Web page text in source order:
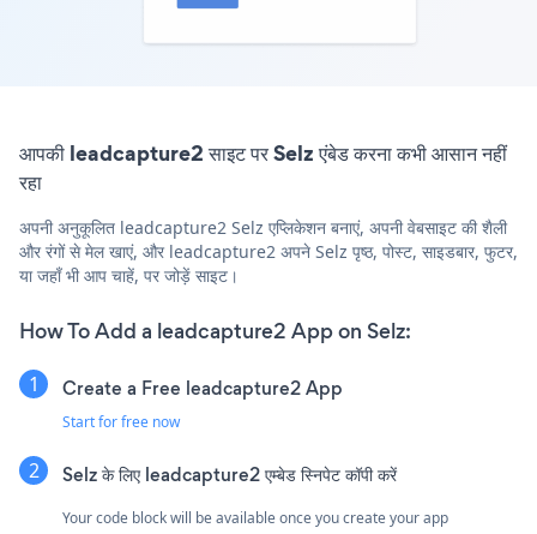
आपकी leadcapture2 साइट पर Selz एंबेड करना कभी आसान नहीं
रहा
अपनी अनुकूलित leadcapture2 Selz एप्लिकेशन बनाएं, अपनी वेबसाइट की शैली
और रंगों से मेल खाएं, और leadcapture2 अपने Selz पृष्ठ, पोस्ट, साइडबार, फुटर,
या जहाँ भी आप चाहें, पर जोड़ें साइट।
How To Add a leadcapture2 App on Selz:
Create a Free leadcapture2 App
Start for free now
Selz के लिए leadcapture2 एम्बेड स्निपेट कॉपी करें
Your code block will be available once you create your app